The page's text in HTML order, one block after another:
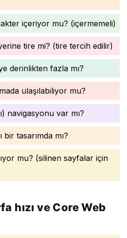
içeriyor mu? (içermemeli)
tire mi? (tire tercih edilir)
derinlikten fazla mı?
ulaşılabiliyor mu?
navigasyonu var mı?
bir tasarımda mı?
mu? (silinen sayfalar için
hızı ve Core Web